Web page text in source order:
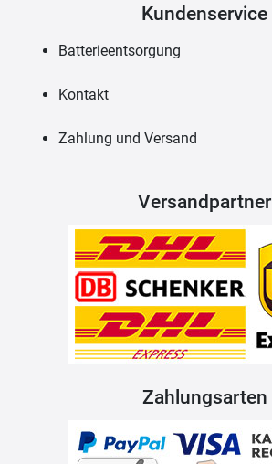
Kundenservice
Batterieentsorgung
Kontakt
Zahlung und Versand
Versandpartner
Zahlungsarten